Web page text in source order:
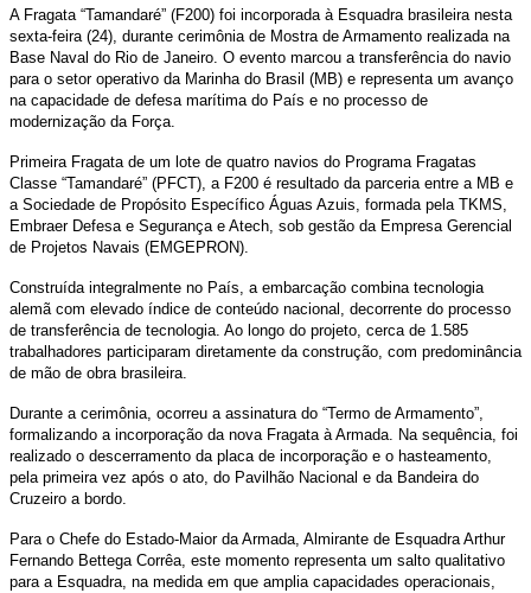
A Fragata “Tamandaré” (F200) foi incorporada à Esquadra brasileira nesta
sexta-feira (24), durante cerimônia de Mostra de Armamento realizada na
Base Naval do Rio de Janeiro. O evento marcou a transferência do navio
para o setor operativo da Marinha do Brasil (MB) e representa um avanço
na capacidade de defesa marítima do País e no processo de
modernização da Força.
Primeira Fragata de um lote de quatro navios do Programa Fragatas
Classe “Tamandaré” (PFCT), a F200 é resultado da parceria entre a MB e
a Sociedade de Propósito Específico Águas Azuis, formada pela TKMS,
Embraer Defesa e Segurança e Atech, sob gestão da Empresa Gerencial
de Projetos Navais (EMGEPRON).
Construída integralmente no País, a embarcação combina tecnologia
alemã com elevado índice de conteúdo nacional, decorrente do processo
de transferência de tecnologia. Ao longo do projeto, cerca de 1.585
trabalhadores participaram diretamente da construção, com predominância
de mão de obra brasileira.
Durante a cerimônia, ocorreu a assinatura do “Termo de Armamento”,
formalizando a incorporação da nova Fragata à Armada. Na sequência, foi
realizado o descerramento da placa de incorporação e o hasteamento,
pela primeira vez após o ato, do Pavilhão Nacional e da Bandeira do
Cruzeiro a bordo.
Para o Chefe do Estado-Maior da Armada, Almirante de Esquadra Arthur
Fernando Bettega Corrêa, este momento representa um salto qualitativo
para a Esquadra, na medida em que amplia capacidades operacionais,